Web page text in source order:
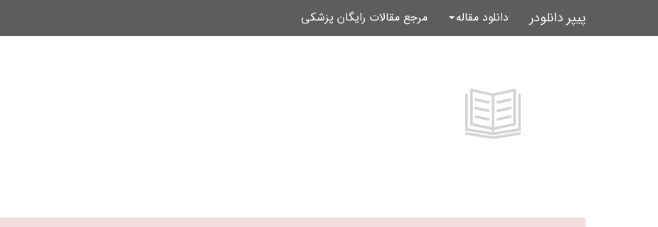
پیپر دانلودر دانلود مقاله مرجع مقالات رایگان پزشکی